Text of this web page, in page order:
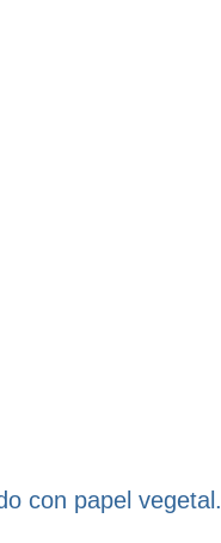
con papel vegetal.